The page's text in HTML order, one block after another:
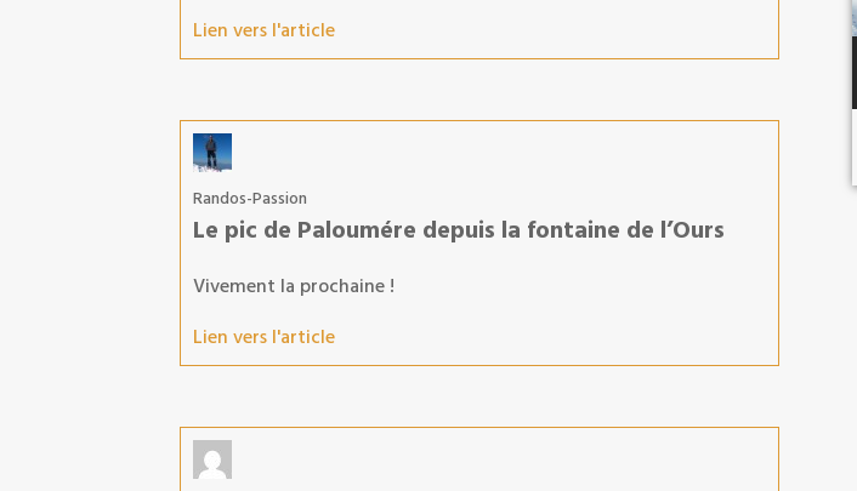
Lien vers l'article
Randos-Passion
Le pic de Paloumére depuis la fontaine de l’Ours
Vivement la prochaine !
Lien vers l'article